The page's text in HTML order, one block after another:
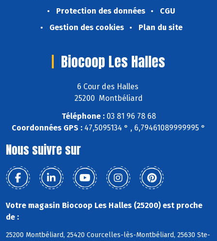
Protection des données
CGU
Gestion des cookies
Plan du site
Biocoop Les Halles
6 Cour des Halles
25200 Montbéliard
Téléphone :03 81 96 78 68
Coordonnées GPS : 47,5095134 ° , 6,79461089999995 °
Nous suivre sur
Votre magasin Biocoop Les Halles (25200) est proche
de :
25200 Montbéliard, 25420 Courcelles-lès-Montbéliard, 25630 Ste-